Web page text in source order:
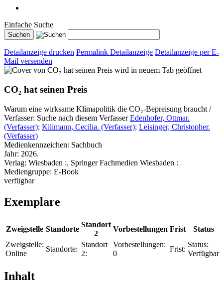
Einfache Suche
Detailanzeige drucken Permalink Detailanzeige Detailanzeige per E-
Mail versenden
wird in neuem Tab geöffnet
CO₂ hat seinen Preis
Warum eine wirksame Klimapolitik die CO₂-Bepreisung braucht /
Verfasser: Suche nach diesem Verfasser Edenhofer, Ottmar.
(Verfasser); Kilimann, Cecilia. (Verfasser); Leisinger, Christopher.
(Verfasser)
Medienkennzeichen: Sachbuch
Jahr: 2026.
Verlag: Wiesbaden :, Springer Fachmedien Wiesbaden :
Mediengruppe: E-Book
verfügbar
Exemplare
Zweigstelle Standorte
Standort
2
Vorbestellungen Frist
Status
Zweigstelle:
Online
Standorte:
Standort
2:
Vorbestellungen:
0
Frist:
Status:
Verfügbar
Inhalt